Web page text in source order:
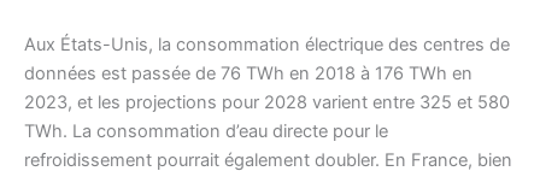
Aux États-Unis, la consommation électrique des centres de
données est passée de 76 TWh en 2018 à 176 TWh en
2023, et les projections pour 2028 varient entre 325 et 580
TWh. La consommation d’eau directe pour le
refroidissement pourrait également doubler. En France, bien